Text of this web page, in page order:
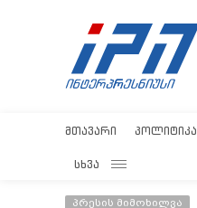
ᲛᲗᲐᲕᲐᲠᲘ ᲞᲝᲚᲘᲢᲘᲙᲐ
ᲡᲮᲕᲐ
პრესის მიმოხილვა